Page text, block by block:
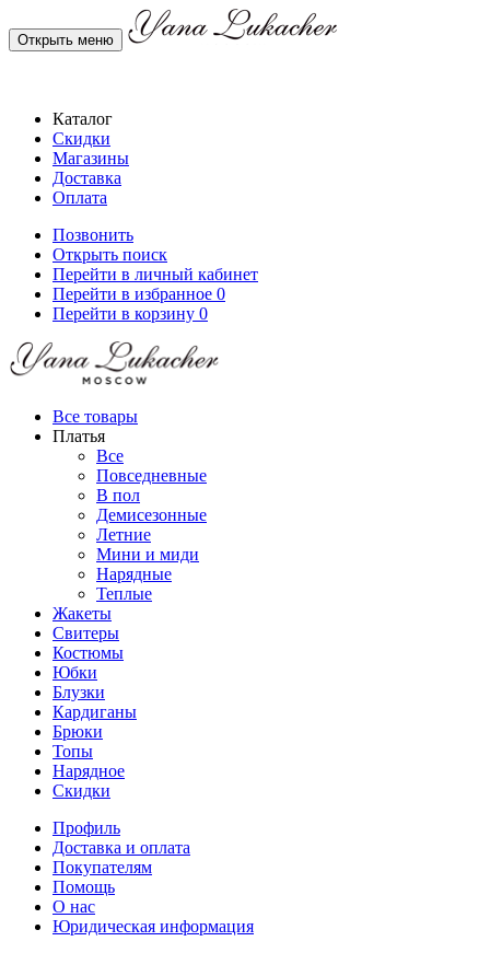
Открыть меню
Каталог
Скидки
Магазины
Доставка
Оплата
Позвонить
Открыть поиск
Перейти в личный кабинет
Перейти в избранное 0
Перейти в корзину 0
Все товары
Платья
Все
Повседневные
В пол
Демисезонные
Летние
Мини и миди
Нарядные
Теплые
Жакеты
Свитеры
Костюмы
Юбки
Блузки
Кардиганы
Брюки
Топы
Нарядное
Скидки
Профиль
Доставка и оплата
Покупателям
Помощь
О нас
Юридическая информация